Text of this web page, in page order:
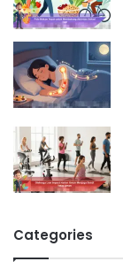
Categories